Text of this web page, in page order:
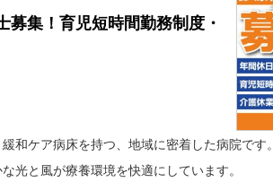
募集！育児短時間勤務制度・
和ケア病床を持つ、地域に密着した病院です。
光と風が療養環境を快適にしています。